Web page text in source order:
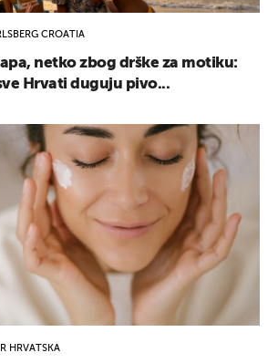
CROATIA
netko zbog drške za motiku:
Hrvati duguju pivo...
HRVATSKA